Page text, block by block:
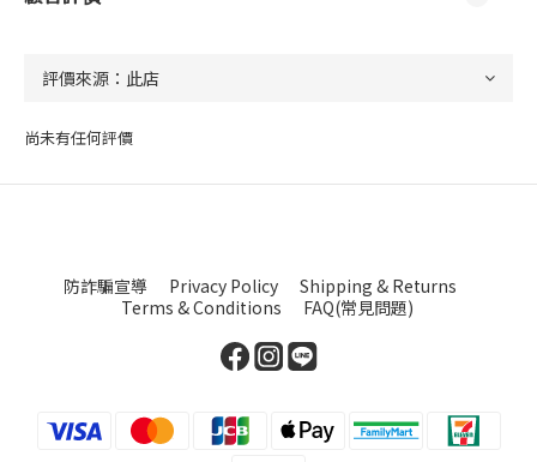
尚未有任何評價
防詐騙宣導 Privacy Policy
Shipping & Returns
Terms & Conditions
FAQ(常見問題)